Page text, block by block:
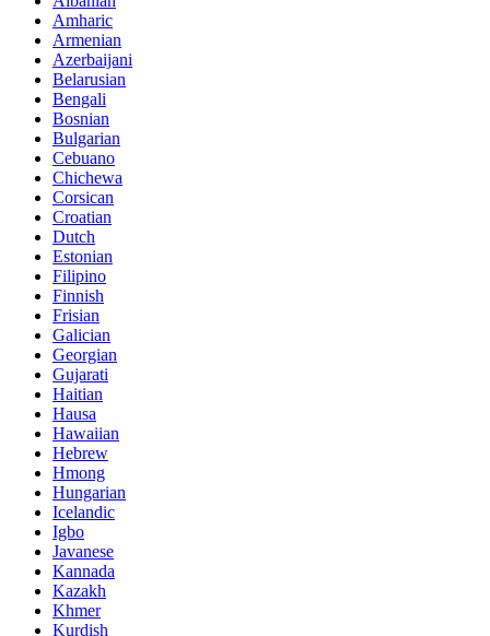
Amharic
Armenian
Azerbaijani
Belarusian
Bengali
Bosnian
Bulgarian
Cebuano
Chichewa
Corsican
Croatian
Dutch
Estonian
Filipino
Finnish
Frisian
Galician
Georgian
Gujarati
Haitian
Hausa
Hawaiian
Hebrew
Hmong
Hungarian
Icelandic
Igbo
Javanese
Kannada
Kazakh
Khmer
Kurdish